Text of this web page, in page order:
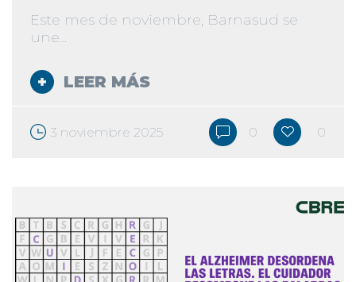
Este mes de noviembre, Barnasud se
une...
LEER MÁS
3 noviembre 2025 0 0